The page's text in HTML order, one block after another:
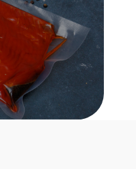
Заказать звонок